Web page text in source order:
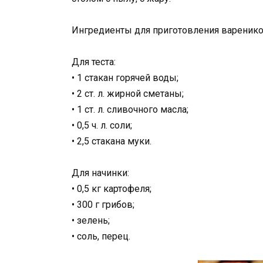
Ингредиенты для приготовления
Для теста:
• 1 стакан горячей воды;
• 2 ст. л. жирной сметаны;
• 1 ст. л. сливочного масла;
• 0,5 ч. л. соли;
• 2,5 стакана муки.
Для начинки:
• 0,5 кг картофеля;
• 300 г грибов;
• зелень;
• соль, перец.